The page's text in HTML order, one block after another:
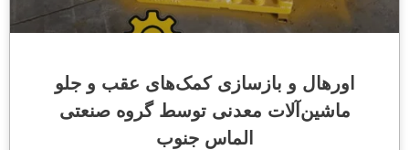
اورهال و بازسازی کمک‌های عقب و جلو
ماشین‌آلات معدنی توسط گروه صنعتی
الماس جنوب